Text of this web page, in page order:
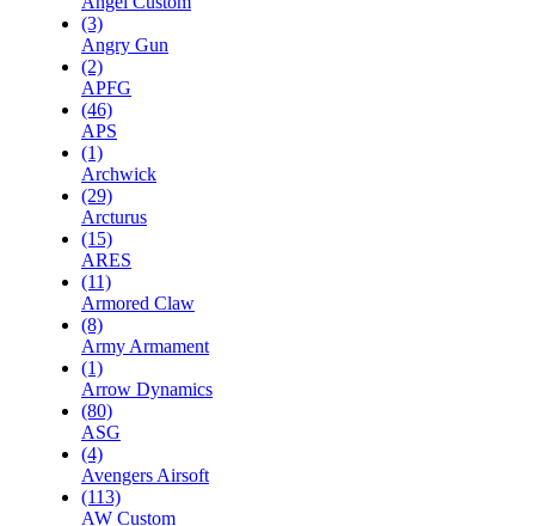
(3)
Angry Gun
(2)
APFG
(46)
APS
(1)
Archwick
(29)
Arcturus
(15)
ARES
(11)
Armored Claw
(8)
Army Armament
(1)
Arrow Dynamics
(80)
ASG
(4)
Avengers Airsoft
(113)
AW Custom